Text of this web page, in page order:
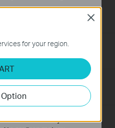
Issue on Omada Switch
Unmanaged Switch
of Your TP-Link Device
van een TP-Link product?
for your region.
Close
voor de werking van de
uitgeschakeld.
de mogelijkheid uw
volgen en zo de
aan te passen en te
onze website worden
waar wij mee